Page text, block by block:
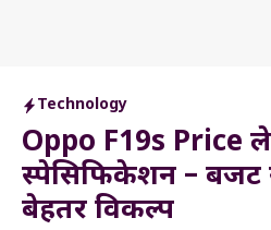
Technology
Oppo F19s Price
स्पेसिफिकेशन – बजट
बेहतर विकल्प